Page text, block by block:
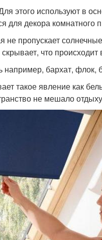
этого используют в
для декора комнатного
не пропускает
что
бархат, флок,
такое явление как
не мешало